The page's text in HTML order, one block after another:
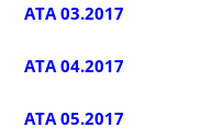
ATA 03.2017
ATA 04.2017
ATA 05.2017